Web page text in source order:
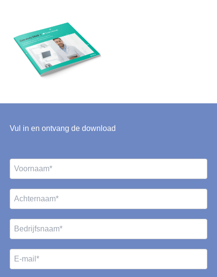
Vul in en ontvang de download